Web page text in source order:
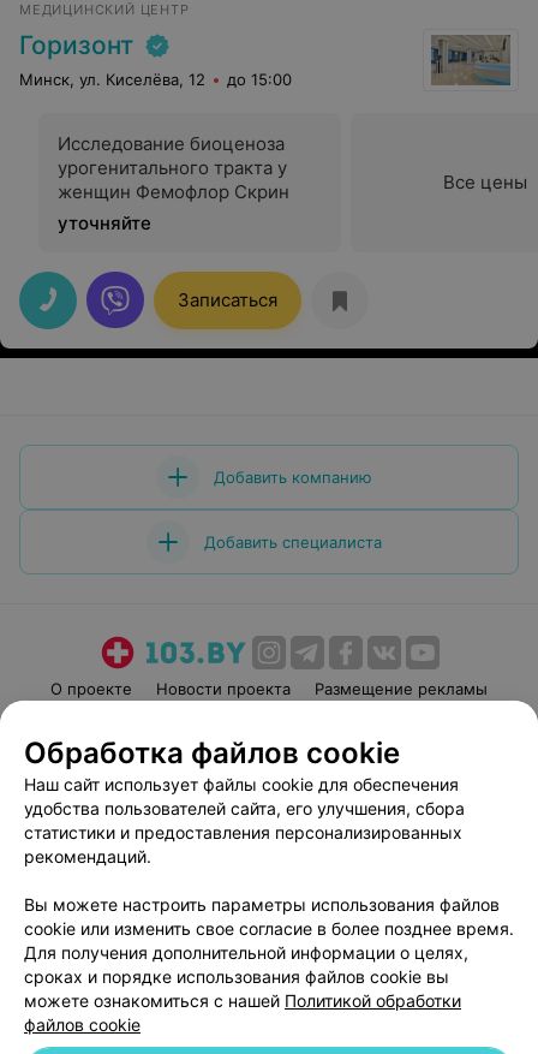
как бы знала. Если хотите знать о себе всё, что
касается внутренностей) - к нему!
МЕДИЦИНСКИЙ ЦЕНТР
Горизонт
Минск, ул. Киселёва, 12 до 15:00
Исследование биоценоза
урогенитального тракта у
женщин Фемофлор Скрин
уточняйте
Все цены
Записаться
Добавить компанию
Добавить специалиста
О проекте Новости проекта
Размещение рекламы
Пользовательское соглашение
Способы оплаты
Вакансии
Партнеры
Написать руководителю 103.by
Обработка персональных данных
Обработка файлов cookie
Наш сайт использует файлы cookie для обеспечения
удобства пользователей сайта, его улучшения, сбора
статистики и предоставления персонализированных
рекомендаций.
Вы можете настроить параметры использования файлов
cookie или изменить свое согласие в более позднее время.
Для получения дополнительной информации о целях,
сроках и порядке использования файлов cookie вы
можете ознакомиться с нашей Политикой обработки
файлов cookie